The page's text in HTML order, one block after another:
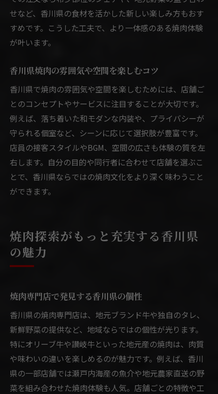
せなど、香川県の食材を活かした新しい楽しみ方もおす
すめです。こうした工夫で、より一体感のある焼肉体験
が叶います。
香川県焼肉の雰囲気や空間を楽しむコツ
香川県で焼肉の雰囲気や空間を楽しむためには、店舗ご
とのコンセプトやサービスに注目することが大切です。
例えば、落ち着いた和モダンな内装や、プライバシーが
守られる個室など、シーンに応じて選択肢が豊富です。
店員の接客スタイルやBGM、空間の広さも体験の質を左
右します。自分の目的や同行者に合わせて店舗を選ぶこ
とで、香川県ならではの焼肉文化をより深く味わうこと
ができます。
焼肉探索がもっと充実する香川県
の魅力
焼肉専門店で発見する香川県の個性
香川県の焼肉専門店は、地元ブランド牛や独自のタレ、
新鮮野菜の提供など、地域ならではの個性が光ります。
特にオリーブ牛や讃岐牛といった地元産の焼肉は、肉質
や味わいの違いを楽しめるのが魅力です。例えば、香川
県の一部店舗では瀬戸内海産の魚介や地元農家直送の野
菜を組み合わせた焼肉体験も人気。店舗ごとの特徴や工